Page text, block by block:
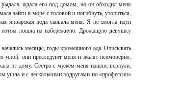
рыдала, ждала его под домом, но он обходил меня
зайти в море с головой и погибнуть, утопиться.
январская вода сковала меня. Я не смогла идти
потом пошла на набережную. Дрожащую девушку
месяцы, годы кромешного ада. Описывать
мной, они преследуют меня и жалят неимоверно.
из дому. Сестра с мужем меня нашли, вернули,
ушла и с несколькими подругами по «профессии»